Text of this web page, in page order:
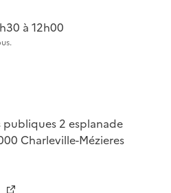
à 12h00
publiques 2 esplanade
Charleville-Mézieres